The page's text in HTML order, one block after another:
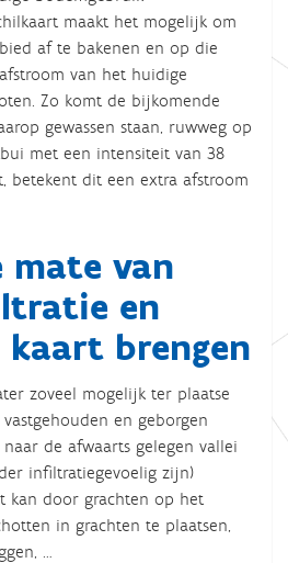
maakt het mogelijk om
af te bakenen en op die
van het huidige
Zo komt de bijkomende
gewassen staan, ruwweg op
met een intensiteit van 38
betekent dit een extra afstroom
mate van
en
kaart brengen
zoveel mogelijk ter plaatse
en geborgen
de afwaarts gelegen vallei
infiltratiegevoelig zijn)
kan door grachten op het
in grachten te plaatsen,
…